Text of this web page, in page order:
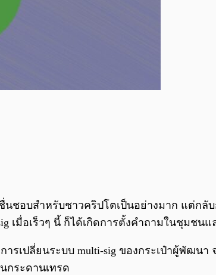
นชอบสำหรับชาวคริปโตเป็นอย่างมาก แต่ก
เมื่อเร็วๆ นี้ ก็ได้เกิดการตั้งคำถามในชุมชน
ารเปลี่ยนระบบ multi-sig ของกระเป๋าผู้พัฒ
กระดานเทรด